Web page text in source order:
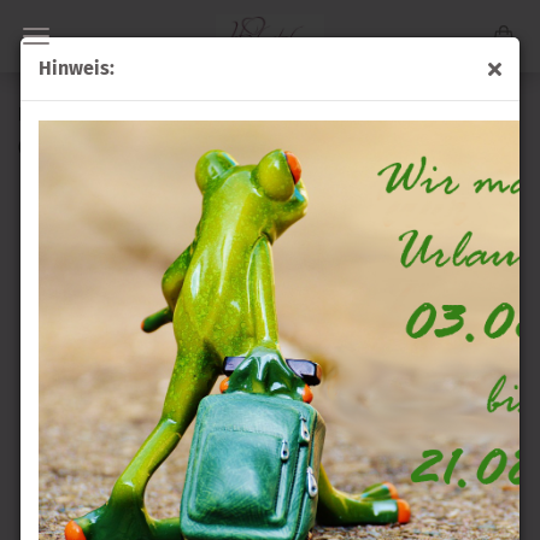
Hinweis: